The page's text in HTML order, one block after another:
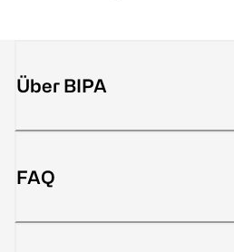
Über BIPA
FAQ